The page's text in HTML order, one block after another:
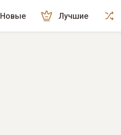
Новые Лучшие